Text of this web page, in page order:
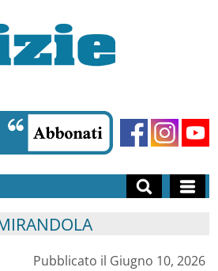
Pubblicato il Giugno 10, 2026